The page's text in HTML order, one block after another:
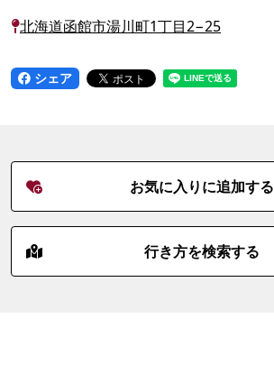
北海道函館市湯川町1丁目2−25
シェア
お気に入りに追加する
行き方を検索する